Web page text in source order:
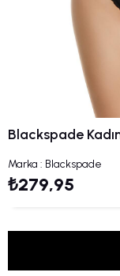
Blackspade
Marka : Blackspade
₺279,95